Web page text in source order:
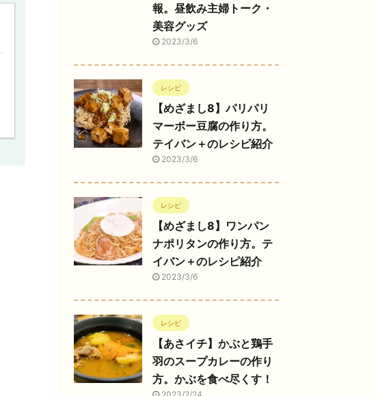
報。昼飲み主婦トーク・
美容グッズ
2023/3/6
レシピ
【めざまし8】パリパリ
マーボー豆腐の作り方。
テイバン＋のレシピ紹介
2023/3/6
レシピ
【めざまし8】ワンパン
ナポリタンの作り方。テ
イバン＋のレシピ紹介
2023/3/6
レシピ
【あさイチ】かぶと鶏手
羽のスープカレーの作り
方。かぶを食べ尽くす！